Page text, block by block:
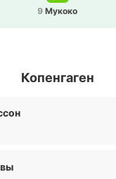
9 Мукоко
Копенгаген